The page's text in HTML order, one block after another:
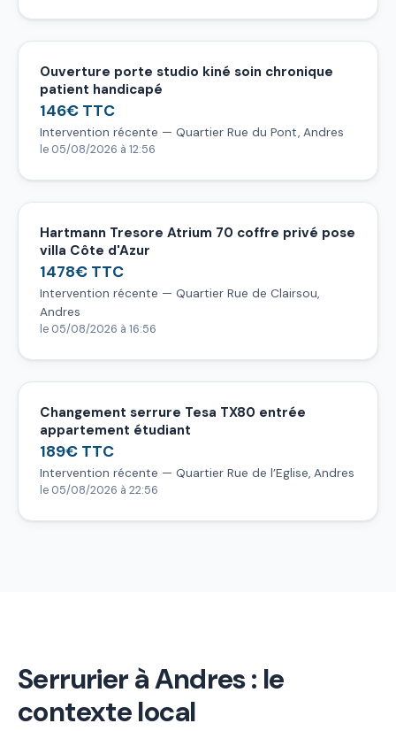
Ouverture porte studio kiné soin chronique
patient handicapé
146€ TTC
Intervention récente — Quartier Rue du Pont, Andres
le 05/08/2026 à 12:56
Hartmann Tresore Atrium 70 coffre privé pose
villa Côte d'Azur
1478€ TTC
Intervention récente — Quartier Rue de Clairsou,
Andres
le 05/08/2026 à 16:56
Changement serrure Tesa TX80 entrée
appartement étudiant
189€ TTC
Intervention récente — Quartier Rue de l’Eglise, Andres
le 05/08/2026 à 22:56
Serrurier à Andres : le
contexte local